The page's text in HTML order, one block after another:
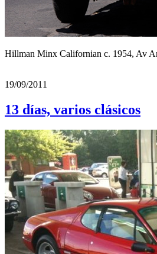
Hillman Minx Californian c. 1954, Av
19/09/2011
13 días, varios clásicos